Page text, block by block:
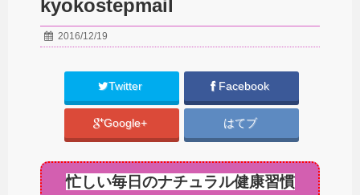
kyokostepmail
2016/12/19
Twitter Facebook
Google+ はてブ
忙しい毎日のナチュラル健康習慣